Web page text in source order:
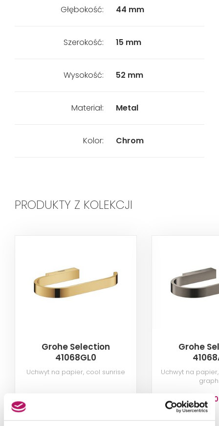
Głębokość: 44 mm
Szerokość: 15 mm
Wysokość: 52 mm
Materiał: Metal
Kolor: Chrom
PRODUKTY Z KOLEKCJI
Grohe Selection
41068GL0
Uchwyt na papier, cool sunrise
Grohe
Uchwyt na
345,00